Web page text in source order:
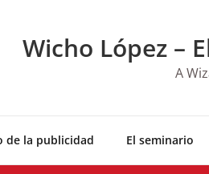
Wicho López –
A
de la publicidad El seminario